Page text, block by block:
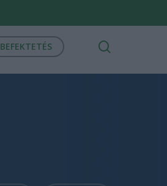
BEFEKTETÉS